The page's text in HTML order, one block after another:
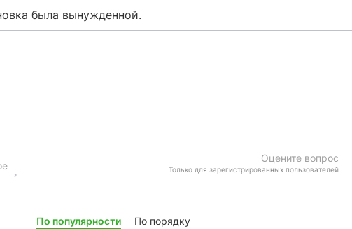
была вынужденной.
Оцените вопрос
Только для зарегистрированных пользователей
По популярности По порядку